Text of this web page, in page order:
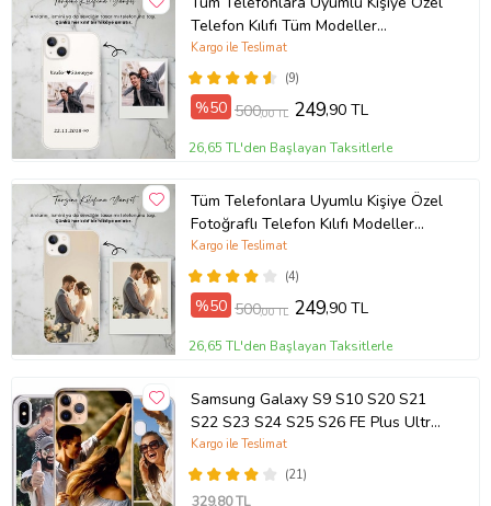
Telefon Kılıfı Tüm Modeller
Açıklamada
(9)
Kargo ile Teslimat
%50 500,00 TL 249,90 TL
26,65 TL'den Başlayan Taksitlerle
Tüm Telefonlara Uyumlu Kişiye Özel
Fotoğraflı Telefon Kılıfı Modeller
Açıklamada
(4)
Kargo ile Teslimat
%50 500,00 TL 249,90 TL
26,65 TL'den Başlayan Taksitlerle
Samsung Galaxy S9 S10 S20 S21
S22 S23 S24 S25 S26 FE Plus Ultra
Kılıf Kişiye Özel Resimli Fotoğraflı
Silikon
(21)
Kargo ile Teslimat
329,80 TL